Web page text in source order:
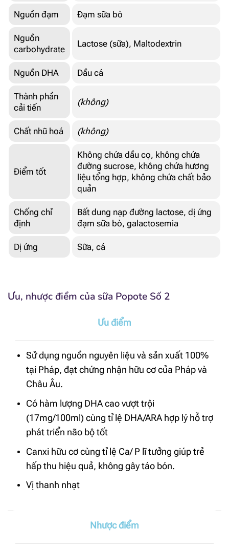
Nguồn đạm Đạm sữa bò
Nguồn
carbohydrate
Lactose (sữa), Maltodextrin
Nguồn DHA Dầu cá
Thành phần
cải tiến
(không)
Chất nhũ hoá (không)
Điểm tốt
Không chứa dầu cọ, không chứa
đường sucrose, không chứa hương
liệu tổng hợp, không chứa chất bảo
quản
Chống chỉ
định
Bất dung nạp đường lactose, dị ứng
đạm sữa bò, galactosemia
Dị ứng Sữa, cá
Ưu, nhược điểm của sữa Popote Số 2
Ưu điểm
Sử dụng nguồn nguyên liệu và sản xuất 100%
tại Pháp, đạt chứng nhận hữu cơ của Pháp và
Châu Âu.
Có hàm lượng DHA cao vượt trội
(17mg/100ml) cùng tỉ lệ DHA/ARA hợp lý hỗ trợ
phát triển não bộ tốt
Canxi hữu cơ cùng tỉ lệ Ca/ P lĩ tưởng giúp trẻ
hấp thu hiệu quả, không gây táo bón.
Vị thanh nhạt
Nhược điểm